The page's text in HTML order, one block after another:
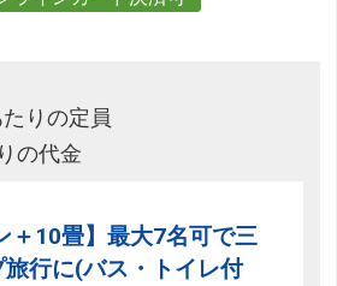
りの定員
の代金
＋10畳】最大7名可で三
行に(バス・トイレ付